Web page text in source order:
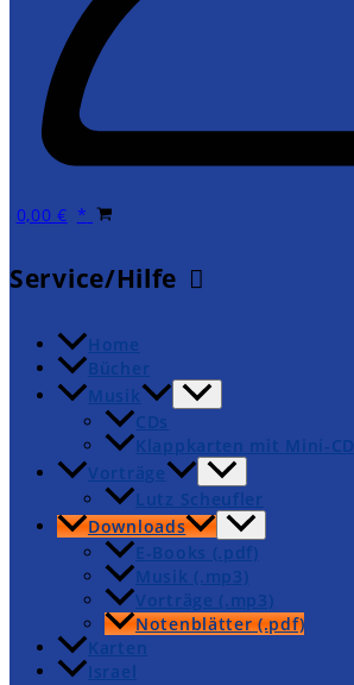
0,00€
Service/Hilfe
Home
Bücher
Musik
CDs
Klappkarten mit Mini-CD
Vorträge
Lutz Scheufler
Downloads
E-Books (.pdf)
Musik (.mp3)
Vorträge (.mp3)
Notenblätter (.pdf)
Karten
Israel